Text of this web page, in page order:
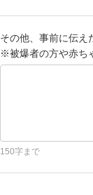
その他、事前に伝え
※被爆者の方や赤ち
150字まで